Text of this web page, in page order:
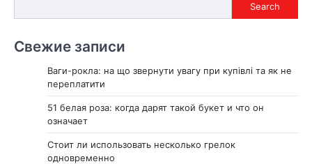
Search
Свежие записи
Ваги-рокла: на що звернути увагу при купівлі та як не
переплатити
51 белая роза: когда дарят такой букет и что он
означает
Стоит ли использовать несколько грелок
одновременно